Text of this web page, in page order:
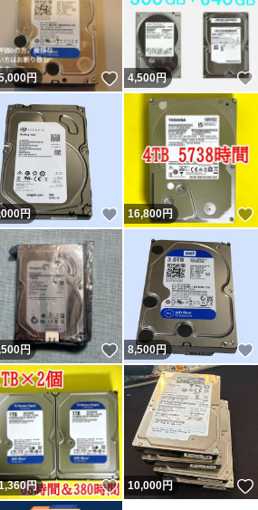
ね！
円 いいね！
4,500円
いね！
円 いいね！
16,800円
ね！
円 いいね！
8,500円
いね！
円 いいね！
10,000円